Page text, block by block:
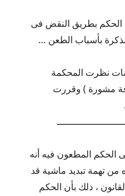
الحكم بطريق النقض فى
بأسباب الطعن …
نظرت المحكمة
مشورة ) وقررت
الحكم المطعون فيه أنه
تهمة تبديد ماشية قد
، ذلك بأن الحكم